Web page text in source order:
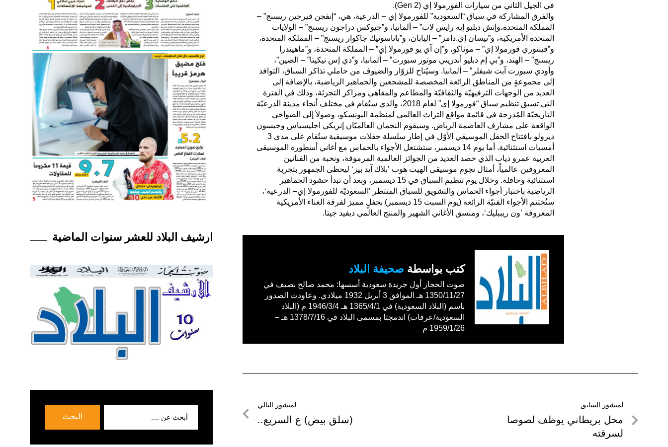
في الجيل الثاني من سيارات الفورمولا إي (Gen 2).
والفرق المشاركة في سباق “السعودية” للفورمولا إي – الدرعية، هي، “إنفجن فيرجين ريسنج” –
المملكة المتحدة،وإتش دبليو إيه رايس لاب” – ألمانيا، و”جيوكس دراجون ريسنج” – الولايات
المتحدة الأمريكية، و”نيسان إي.دامز” – اليابان، و”باناسونيك جاكوار ريسنج” – المملكة المتحدة،
و”فينتوري فورمولا إي” – موناكو، و”إن آي يو فورمولا إي” – المملكة المتحدة، و”ماهيندرا
ريسنج” – الهند، و”بي إم دبليو أندريتي موتور سبورت” – ألمانيا، و”دي إس تيكيتا” – الصين”،
وأودي سبورت آبت شيفلر” – ألمانيا. وسيُتاح للزوّار والضيوف من حاملي تذاكر السباق، التوافد
إلى مجموعةٍ من المناطق الرائعة المخصصة للمشجعين والجماهير الرياضية، بالإضافة إلى
العديد من الوجهات الترفيهيّة والثقافيّة والمطاعم والمقاهي ومراكز التجزئة، وذلك في الفترة
التي تسبق تنظيم سباق “فورمولا إي” لعام 2018، والذي سيُقام في مختلف أنحاء مدينة الدرعيّة
التاريخيّة المُدرجة في قائمة مواقع التراث العالمي لمنظمة اليونسكو، وصولاً إلى الضواحي
الواقعة على مشارف العاصمة الرياض. وسيقوم النجمان العالميّان إنريكي اجليسياس وجيسون
ديرولو بافتتاح الحفل الموسيقي الأوّل في إطار سلسلة حفلات موسيقية ستُقام على مدى 3
أمسيات استثنائية. أما يوم 14 ديسمبر، ستشتعل الأجواء بالحماس مع أغاني أسطورة الموسيقى
العربية عمرو دياب الذي حصد العديد من الجوائز العالمية المرموقة، ونخبة من الفنانين
المعروفين عالمياً، أمثال نجوم موسيقى الهيب هوب ’بلاك آيد بيز‘ ليحظى الجمهور بتجربة
استثنائية وحافلة. وخلال يوم تنظيم السباق في 15 ديسمبر، وبعد أن تبدأ حشود الجماهير
الرياضية باختبار أجواء الحماس والتشويق للسباق المنتظر ’السعوديّة للفورمولا إي– الدرعية‘،
ستُختتم الأجواء الفنيّة الرائعة (يوم السبت 15 ديسمبر) بحفلٍ مميز لفرقة الغناء الأمريكية
المعروفة ’ون ريببليك‘، ومنسق الأغاني الشهير والمنتج العالمي ديفيد جيتا.
كتب بواسطة صحيفة البلاد
صوت الحجاز أول جريدة سعودية أسسها: محمد صالح نصيف في
1350/11/27 هـ الموافق 3 أبريل 1932 ميلادي. وعاودت الصدور
باسم (البلاد السعودية) في 1365/4/1 هـ 1946/3/4 م (البلاد
السعودية/عرفات) اندمجتا بمسمى البلاد في 1378/7/16 هـ –
1959/1/26 م
تصفّح
المقالات
لمنشور السابق
لمنشور
السابق
محل بريطاني يوظف لصوصا
لسرقته
لمنشور التالي
لمنشور
(سلق بيض) ع السريع..
ارشيف البلاد للعشر سنوات الماضية
البحث